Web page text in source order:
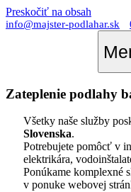
Preskočiť na obsah
info@majster-podlahar.sk
Zateplenie podlahy
Všetky naše služby
Slovenska.
Potrebujete pomôcť v
elektrikára,
Ponúkame komplexné
v ponuke webovej